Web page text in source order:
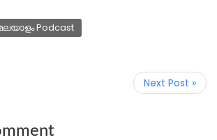
Podcast
Next Post »